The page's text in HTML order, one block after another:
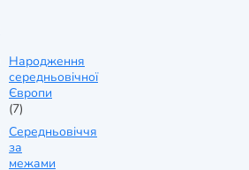
Народження
середньовічної
Європи
(7)
Середньовіччя
за
межами